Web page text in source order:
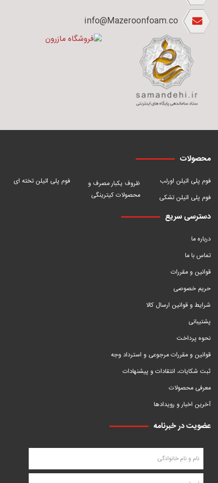
info@Mazeroonfoam.co
محصولات
فوم پلی اتیلن اورلب
فوم پلی اتیلن تشکی
ظروف یکبار مصرف و
محصولات کیترینگی
فوم پلی اتیلن تخته ای
دسترسی سریع
درباره ما
تماس با ما
قوانین و مقررات
حریم خصوصی
شرایط و قوانین ارسال کالا
پشتیبانی
نحوه پرداخت
قوانین و مقررات مرجوعی و استرداد وجه
ثبت شکایات، انتقادات و پیشنهادات
معرفی محصولات
آخرین اخبار و رویدادها
عضویت در خبرنامه